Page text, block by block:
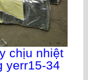
chịu nhiệt
yerr15-34